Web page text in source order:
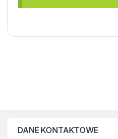
DANE KONTAKTOWE